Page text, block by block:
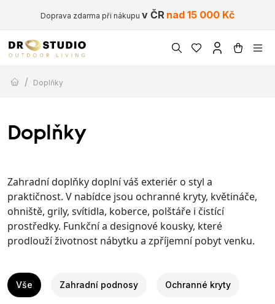
Doprava zdarma při nákupu v ČR nad 15 000 Kč
/ Doplňky
Doplňky
Zahradní doplňky doplní váš exteriér o styl a
praktičnost. V nabídce jsou ochranné kryty, květináče,
ohniště, grily, svítidla, koberce, polštáře i čistící
prostředky. Funkční a designové kousky, které
prodlouží životnost nábytku a zpříjemní pobyt venku.
Vše Zahradní podnosy Ochranné kryty